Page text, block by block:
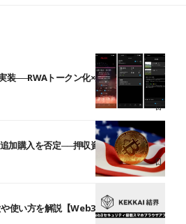
装──RWAトークン化×生体認証で「手ぶ
加購入を否定──押収資産で準備金拡充
使い方を解説【Web3セキュリティ搭